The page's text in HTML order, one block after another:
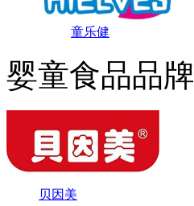
童乐健
婴童食品品牌
贝因美